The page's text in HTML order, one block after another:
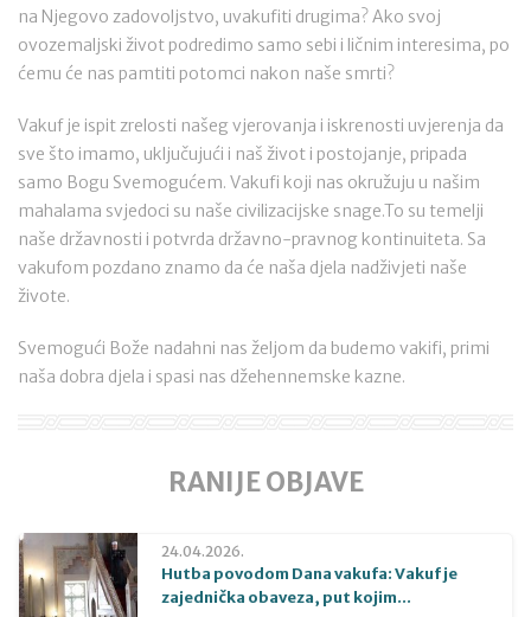
na Njegovo zadovoljstvo, uvakufiti drugima? Ako svoj
ovozemaljski život podredimo samo sebi i ličnim interesima, po
ćemu će nas pamtiti potomci nakon naše smrti?
Vakuf je ispit zrelosti našeg vjerovanja i iskrenosti uvjerenja da
sve što imamo, uključujući i naš život i postojanje, pripada
samo Bogu Svemogućem. Vakufi koji nas okružuju u našim
mahalama svjedoci su naše civilizacijske snage.To su temelji
naše državnosti i potvrda državno-pravnog kontinuiteta. Sa
vakufom pozdano znamo da će naša djela nadživjeti naše
živote.
Svemogući Bože nadahni nas željom da budemo vakifi, primi
naša dobra djela i spasi nas džehennemske kazne.
RANIJE OBJAVE
24.04.2026.
Hutba povodom Dana vakufa: Vakuf je
zajednička obaveza, put kojim...